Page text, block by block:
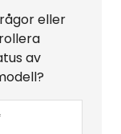
eller
av